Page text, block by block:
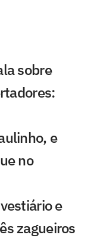
sobre
e
no
e
zagueiros